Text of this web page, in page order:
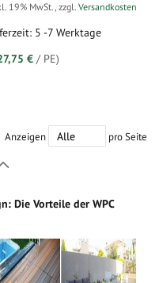
19% MwSt.,zzgl.Versandkosten
5 -7 Werktage
€ / PE)
Anzeigen pro Seite
festlegen
Die Vorteile der WPC